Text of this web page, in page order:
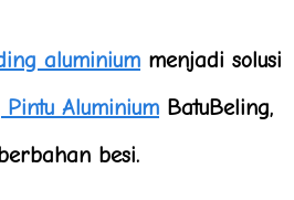
aluminium menjadi solusi
Aluminium BatuBeling,
besi.